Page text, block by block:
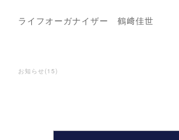
ライフオーガナイザー 鶴﨑佳世
お知らせ(15)